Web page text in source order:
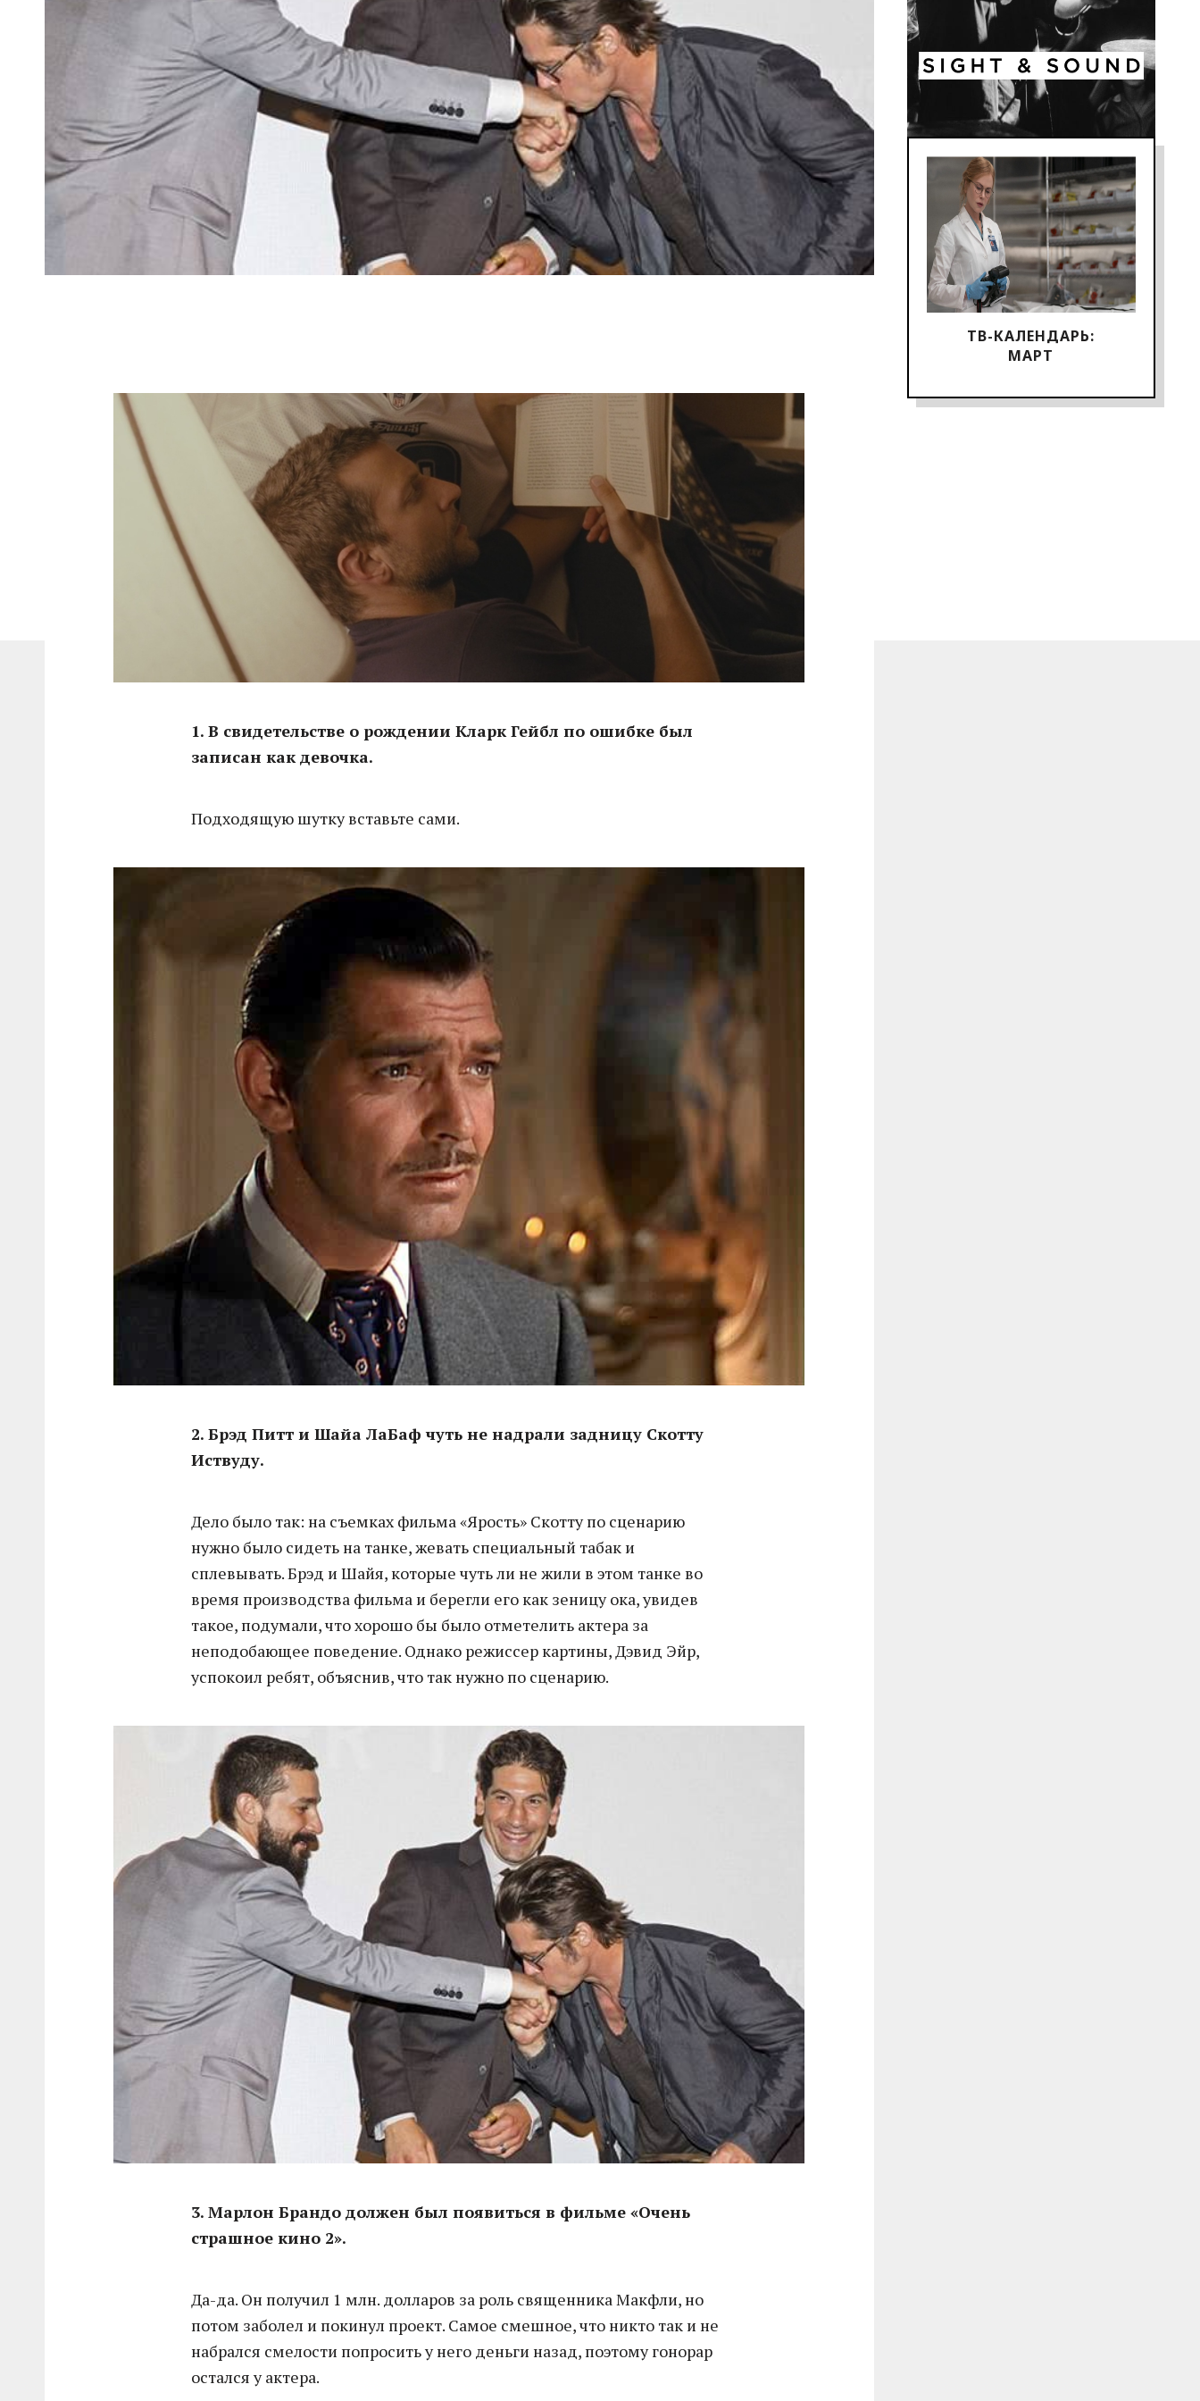
ТВ-КАЛЕНДАРЬ:
МАРТ
1. В свидетельстве о рождении Кларк Гейбл по ошибке был
записан как девочка.
Подходящую шутку вставьте сами.
2. Брэд Питт и Шайа ЛаБаф чуть не надрали задницу Скотту
Иствуду.
Дело было так: на съемках фильма «Ярость» Скотту по сценарию
нужно было сидеть на танке, жевать специальный табак и
сплевывать. Брэд и Шайя, которые чуть ли не жили в этом танке во
время производства фильма и берегли его как зеницу ока, увидев
такое, подумали, что хорошо бы было отметелить актера за
неподобающее поведение. Однако режиссер картины, Дэвид Эйр,
успокоил ребят, объяснив, что так нужно по сценарию.
3. Марлон Брандо должен был появиться в фильме «Очень
страшное кино 2».
Да-да. Он получил 1 млн. долларов за роль священника Макфли, но
потом заболел и покинул проект. Самое смешное, что никто так и не
набрался смелости попросить у него деньги назад, поэтому гонорар
остался у актера.